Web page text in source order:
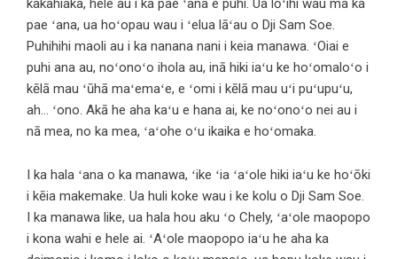
kakahiaka, hele au i ka pae ʻana e puhi. Ua lōʻihi wau ma ka
pae ʻana, ua hoʻopau wau i ʻelua lāʻau o Dji Sam Soe.
Puhihihi maoli au i ka nanana nani i keia manawa. ʻOiai e
puhi ana au, noʻonoʻo ihola au, inā hiki iaʻu ke hoʻomaloʻo i
kēlā mau ʻūhā maʻemaʻe, e ʻomi i kēlā mau uʻi puʻupuʻu,
ah… ʻono. Akā he aha kaʻu e hana ai, ke noʻonoʻo nei au i
nā mea, no ka mea, ʻaʻohe oʻu ikaika e hoʻomaka.
I ka hala ʻana o ka manawa, ʻike ʻia ʻaʻole hiki iaʻu ke hoʻōki
i kēia makemake. Ua huli koke wau i ke kolu o Dji Sam Soe.
I ka manawa like, ua hala hou aku ʻo Chely, ʻaʻole maopopo
i kona wahi e hele ai. ʻAʻole maopopo iaʻu he aha ka